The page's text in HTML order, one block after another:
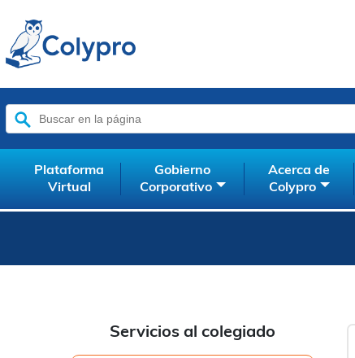
Buscar:
Plataforma
Virtual
Gobierno
Corporativo
Acerca de
Colypro
Servicios al colegiado